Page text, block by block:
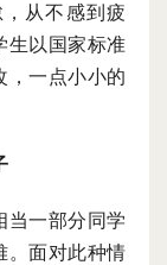
从不感到疲
生以国家标准
，一点小小的
当一部分同学
。面对此种情